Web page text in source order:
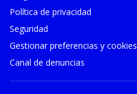
Política de privacidad
Seguridad
Gestionar preferencias y cookies
Canal de denuncias